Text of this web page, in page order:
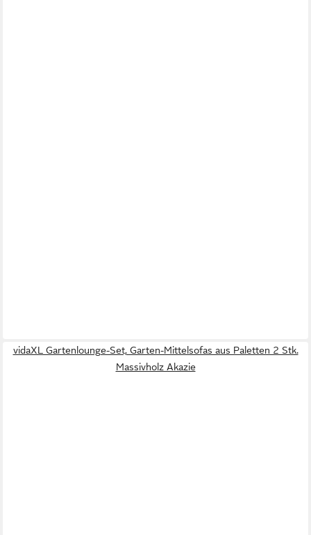
vidaXL Gartenlounge-Set, Garten-Mittelsofas aus Paletten 2 Stk.
Massivholz Akazie